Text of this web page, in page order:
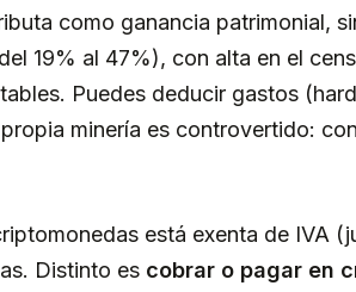
como ganancia patrimonial,
19% al 47%), con alta en el
Puedes deducir gastos
minería es controvertido:
está exenta de IVA
Distinto es cobrar o pagar en